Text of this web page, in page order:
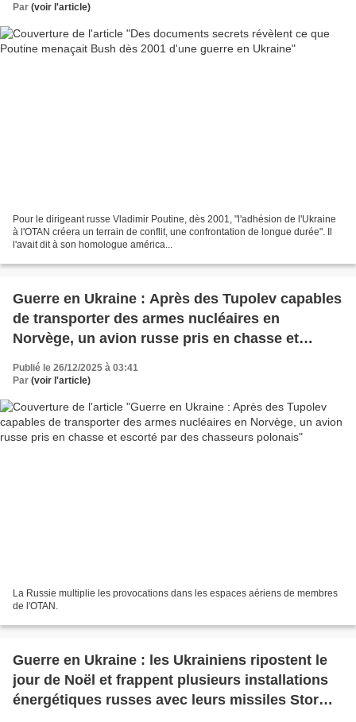
Par (voir l'article)
Pour le dirigeant russe Vladimir Poutine, dès 2001, "l'adhésion de l'Ukraine
à l'OTAN créera un terrain de conflit, une confrontation de longue durée". Il
l'avait dit à son homologue américa...
Guerre en Ukraine : Après des Tupolev capables
de transporter des armes nucléaires en
Norvège, un avion russe pris en chasse et
escorté par des chasseurs polonais
Publié le 26/12/2025 à 03:41
Par (voir l'article)
La Russie multiplie les provocations dans les espaces aériens de membres
de l'OTAN.
Guerre en Ukraine : les Ukrainiens ripostent le
jour de Noël et frappent plusieurs installations
énergétiques russes avec leurs missiles Storm